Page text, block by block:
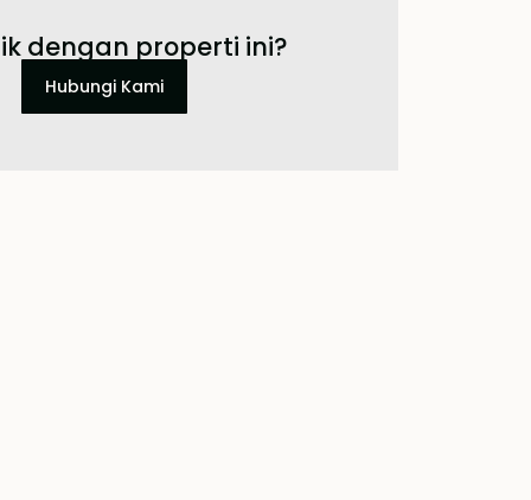
dengan properti ini?
Hubungi Kami